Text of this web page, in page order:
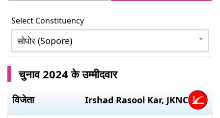
Select Constituency
चुनाव 2024 के उम्मीदवार
विजेता Irshad Rasool Kar, JKNC